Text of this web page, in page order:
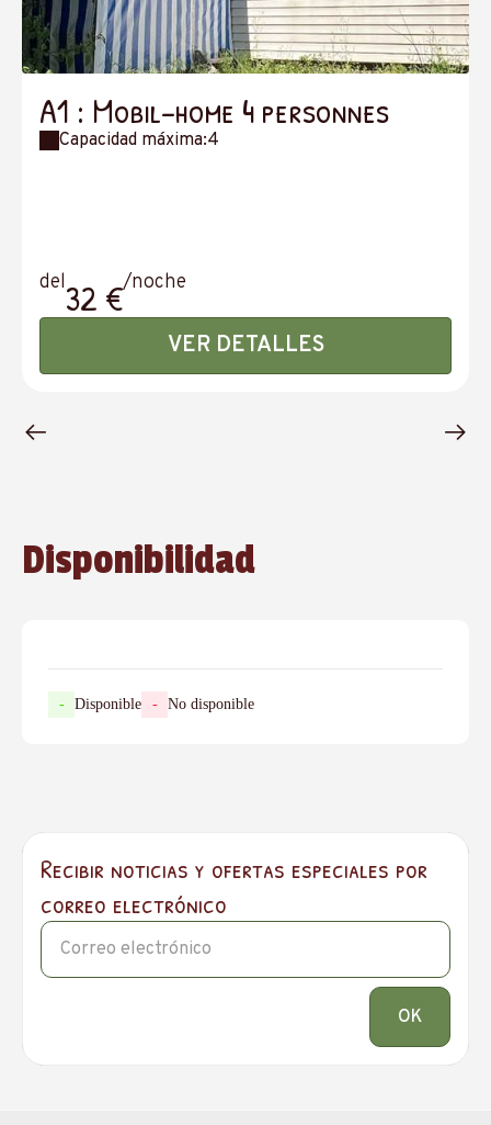
A1 : Mobil-home 4 personnes
Capacidad máxima:4
del32 €/noche
VER DETALLES
Disponibilidad
- Disponible - No disponible
Recibir noticias y ofertas especiales por
correo electrónico
OK